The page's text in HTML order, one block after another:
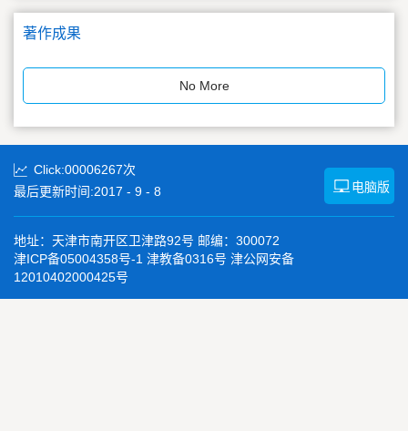
著作成果
No More
Click:00006267次
最后更新时间:2017 - 9 - 8 电脑版
地址：天津市南开区卫津路92号 邮编：300072
津ICP备05004358号-1 津教备0316号 津公网安备
12010402000425号